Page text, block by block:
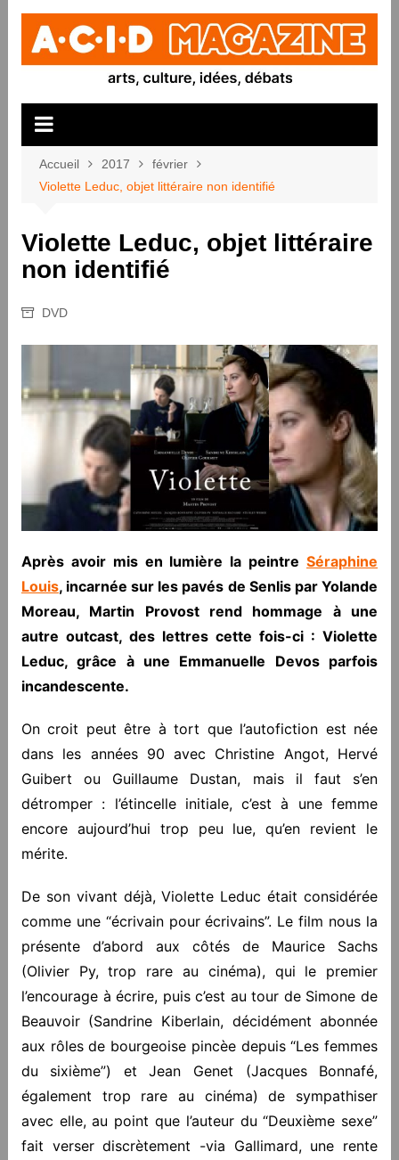
Aller
contenu
Accueil 2017
février
Violette Leduc, objet littéraire non identifié
Violette Leduc, objet littéraire
non identifié
DVD
Après avoir mis en lumière la peintreSéraphine
Louis, incarnée sur les pavés de Senlis par Yolande
Moreau, Martin Provost rend hommage à une
autre outcast, des lettres cette fois-ci : Violette
Leduc, grâce à une Emmanuelle Devos parfois
incandescente.
On croit peut être à tort que l’autofiction est née
dans les années 90 avec Christine Angot, Hervé
Guibert ou Guillaume Dustan, mais il faut s’en
détromper : l’étincelle initiale, c’est à une femme
encore aujourd’hui trop peu lue, qu’en revient le
mérite.
De son vivant déjà, Violette Leduc était considérée
comme une “écrivain pour écrivains”. Le film nous la
présente d’abord aux côtés de Maurice Sachs
(Olivier Py, trop rare au cinéma), qui le premier
l’encourage à écrire, puis c’est au tour de Simone de
Beauvoir (Sandrine Kiberlain, décidément abonnée
aux rôles de bourgeoise pincèe depuis “Les femmes
du sixième”) et Jean Genet (Jacques Bonnafé,
également trop rare au cinéma) de sympathiser
avec elle, au point que l’auteur du “Deuxième sexe”
fait verser discrètement -via Gallimard, une rente